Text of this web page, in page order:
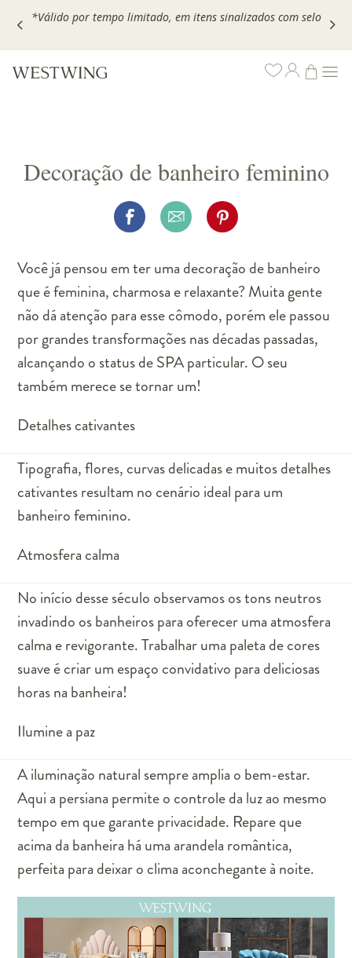
*Válido por tempo limitado, em itens sinalizados com selo
Decoração de banheiro feminino
Você já pensou em ter uma decoração de banheiro
que é feminina, charmosa e relaxante? Muita gente
não dá atenção para esse cômodo, porém ele passou
por grandes transformações nas décadas passadas,
alcançando o status de SPA particular. O seu
também merece se tornar um!
Detalhes cativantes
Tipografia, flores, curvas delicadas e muitos detalhes
cativantes resultam no cenário ideal para um
banheiro feminino.
Atmosfera calma
No início desse século observamos os tons neutros
invadindo os banheiros para oferecer uma atmosfera
calma e revigorante. Trabalhar uma paleta de cores
suave é criar um espaço convidativo para deliciosas
horas na banheira!
Ilumine a paz
A iluminação natural sempre amplia o bem-estar.
Aqui a persiana permite o controle da luz ao mesmo
tempo em que garante privacidade. Repare que
acima da banheira há uma arandela romântica,
perfeita para deixar o clima aconchegante à noite.